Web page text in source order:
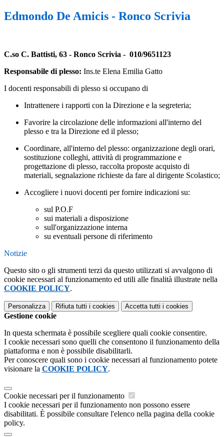
Edmondo De Amicis - Ronco Scrivia
C.so C. Battisti, 63 - Ronco Scrivia - 010/9651123
Responsabile di plesso: Ins.te Elena Emilia Gatto
I docenti responsabili di plesso si occupano di
Intrattenere i rapporti con la Direzione e la segreteria;
Favorire la circolazione delle informazioni all'interno del
plesso e tra la Direzione ed il plesso;
Coordinare, all'interno del plesso: organizzazione degli orari,
sostituzione colleghi, attività di programmazione e
progettazione di plesso, raccolta proposte acquisto di
materiali, segnalazione richieste da fare al dirigente Scolastico;
Accogliere i nuovi docenti per fornire indicazioni su:
sul P.O.F
sui materiali a disposizione
sull'organizzazione interna
su eventuali persone di riferimento
Notizie
Questo sito o gli strumenti terzi da questo utilizzati si avvalgono di
cookie necessari al funzionamento ed utili alle finalità illustrate nella
COOKIE POLICY.
Personalizza Rifiuta tutti i cookies Accetta tutti i cookies
Gestione cookie
In questa schermata è possibile scegliere quali cookie consentire.
I cookie necessari sono quelli che consentono il funzionamento della
piattaforma e non è possibile disabilitarli.
Per conoscere quali sono i cookie necessari al funzionamento potete
visionare la COOKIE POLICY.
Cookie necessari per il funzionamento
I cookie necessari per il funzionamento non possono essere
disabilitati. È possibile consultare l'elenco nella pagina della cookie
policy.